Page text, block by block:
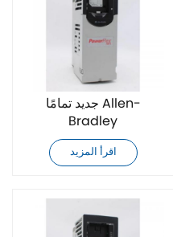
جديد تمامًا Allen-
Bradley
20F11NC104JA0NNNNN
محرك تردد متغير للتيار
اقرأ المزيد